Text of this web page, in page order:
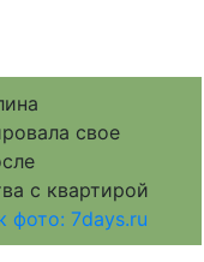
фото: 7days.ru